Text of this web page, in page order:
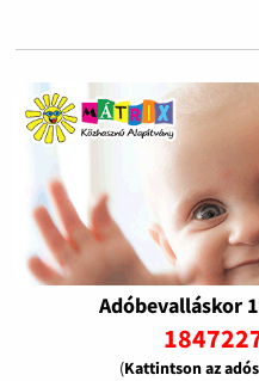
Adóbevalláskor
(Kattintson az